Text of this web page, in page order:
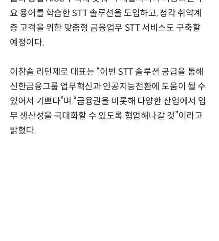
요 용어를 학습한 STT 솔루션을 도입하고, 청각 취약계
층 고객을 위한 맞춤형 금융업무 STT 서비스도 구축할
예정이다.
이참솔 리턴제로 대표는 “이번 STT 솔루션 공급을 통해
신한금융그룹 업무혁신과 인공지능전환에 도움이 될 수
있어서 기쁘다”며 “금융권을 비롯해 다양한 산업에서 업
무 생산성을 극대화할 수 있도록 협업해나갈 것”이라고
밝혔다.